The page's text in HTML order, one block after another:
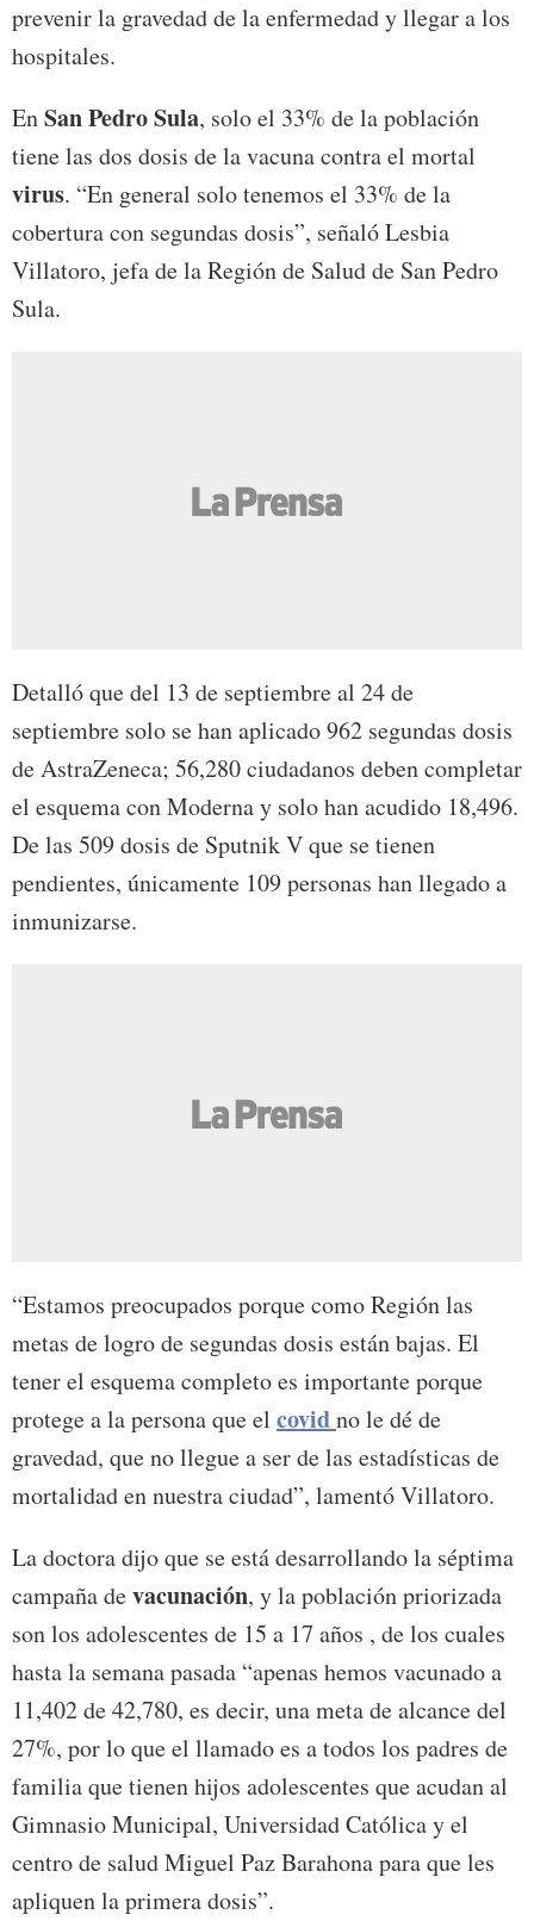
prevenir la gravedad de la enfermedad y llegar a los
hospitales.
EnSan Pedro Sula, solo el 33% de la población
tiene las dos dosis de la vacuna contra el mortal
virus. “En general solo tenemos el 33% de la
cobertura con segundas dosis”, señaló Lesbia
Villatoro, jefa de la Región de Salud de San Pedro
Sula.
Detalló que del 13 de septiembre al 24 de
septiembre solo se han aplicado 962 segundas dosis
de AstraZeneca; 56,280 ciudadanos deben completar
el esquema con Moderna y solo han acudido 18,496.
De las 509 dosis de Sputnik V que se tienen
pendientes, únicamente 109 personas han llegado a
inmunizarse.
“Estamos preocupados porque como Región las
metas de logro de segundas dosis están bajas. El
tener el esquema completo es importante porque
protege a la persona que el covidno le dé de
gravedad, que no llegue a ser de las estadísticas de
mortalidad en nuestra ciudad”, lamentó Villatoro.
La doctora dijo que se está desarrollando la séptima
campaña devacunación, y la población priorizada
son los adolescentes de 15 a 17 años , de los cuales
hasta la semana pasada “apenas hemos vacunado a
11,402 de 42,780, es decir, una meta de alcance del
27%, por lo que el llamado es a todos los padres de
familia que tienen hijos adolescentes que acudan al
Gimnasio Municipal, Universidad Católica y el
centro de salud Miguel Paz Barahona para que les
apliquen la primera dosis”.